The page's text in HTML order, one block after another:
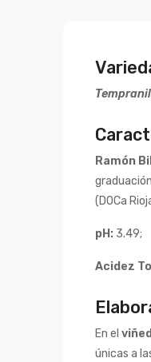
Ramón
(DOCa
pH: 3.49;
Acidez
En el
únicas a